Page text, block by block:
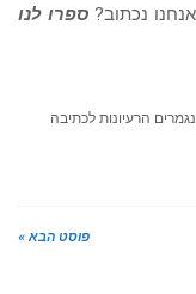
נכתוב? ספרו לנו
נגמרים הרעיונות לכתיבה
פוסט הבא »